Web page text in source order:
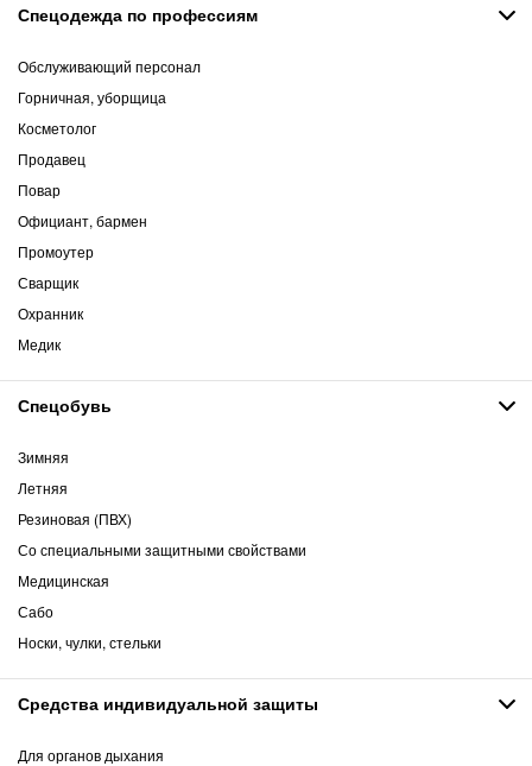
Спецодежда по профессиям
Обслуживающий персонал
Горничная, уборщица
Косметолог
Продавец
Повар
Официант, бармен
Промоутер
Сварщик
Охранник
Медик
Спецобувь
Зимняя
Летняя
Резиновая (ПВХ)
Со специальными защитными свойствами
Медицинская
Сабо
Носки, чулки, стельки
Средства индивидуальной защиты
Для органов дыхания